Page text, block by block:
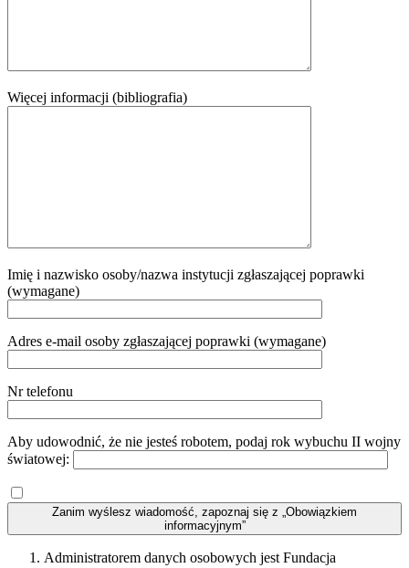
Więcej informacji (bibliografia)
Imię i nazwisko osoby/nazwa instytucji zgłaszającej poprawki
(wymagane)
Adres e-mail osoby zgłaszającej poprawki (wymagane)
Nr telefonu
Aby udowodnić, że nie jesteś robotem, podaj rok wybuchu II wojny
światowej:
Zanim wyślesz wiadomość, zapoznaj się z „Obowiązkiem
informacyjnym”
Administratorem danych osobowych jest Fundacja